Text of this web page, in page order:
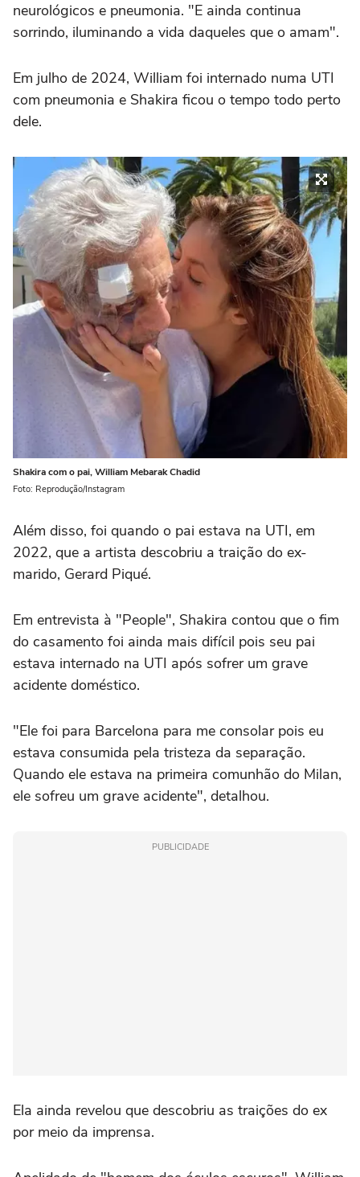
neurológicos e pneumonia. "E ainda continua
sorrindo, iluminando a vida daqueles que o amam".
Em julho de 2024, William foi internado numa UTI
com pneumonia e Shakira ficou o tempo todo perto
dele.
Shakira com o pai, William Mebarak Chadid
Foto: Reprodução/Instagram
Além disso, foi quando o pai estava na UTI, em
2022, que a artista descobriu a traição do ex-
marido, Gerard Piqué.
Em entrevista à "People", Shakira contou que o fim
do casamento foi ainda mais difícil pois seu pai
estava internado na UTI após sofrer um grave
acidente doméstico.
"Ele foi para Barcelona para me consolar pois eu
estava consumida pela tristeza da separação.
Quando ele estava na primeira comunhão do Milan,
ele sofreu um grave acidente", detalhou.
PUBLICIDADE
Ela ainda revelou que descobriu as traições do ex
por meio da imprensa.